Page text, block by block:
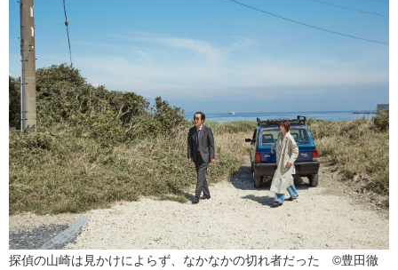
探偵の山崎は見かけによらず、なかなかの切れ者だった ©豊田徹